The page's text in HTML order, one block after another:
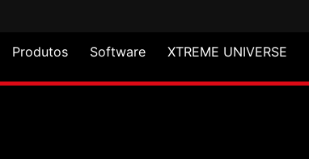
Produtos Software XTREME UNIVERSE